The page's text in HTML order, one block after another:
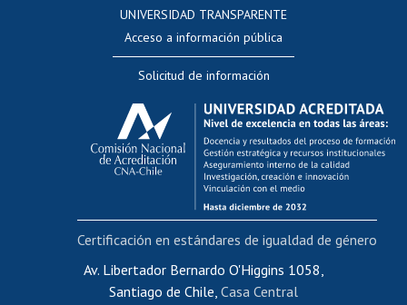
Evaluación docente
Calificación académica
Postulación al AUCAI
Funcionarias/os
Cursos internos de capacitación
Bienestar del personal
Portal de movilidad interna
Certificado de renta
Certificado de renta honorarios
UNIVERSIDAD TRANSPARENTE
Acceso a información pública
Solicitud de información
Av. Libertador Bernardo O'Higgins 1058,
Santiago de Chile, Casa Central
Certificación en estándares de igualdad de género